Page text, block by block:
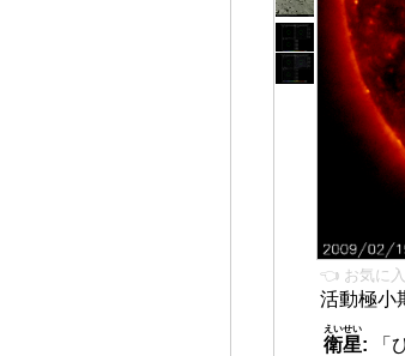
👈 お気に
活動極小
衛星
えいせい
:
「